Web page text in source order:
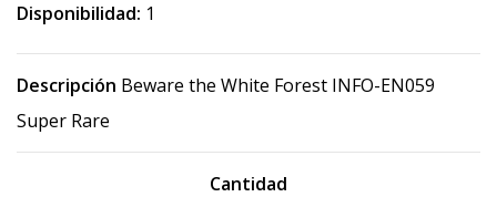
Disponibilidad: 1
Descripción Beware the White Forest INFO-EN059
Super Rare
Cantidad